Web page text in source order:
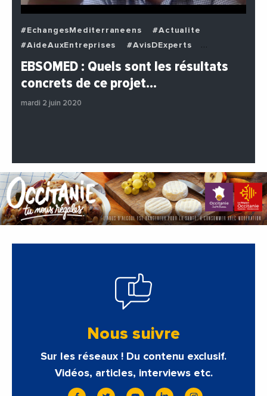
#EchangesMediterraneens
#Actualite
#AideAuxEntreprises
#AvisDExperts
#BuzzNews
#Decideurs
#Entreprises
#Institutions
EBSOMED : Quels sont les résultats
concrets de ce projet…
mardi 2 juin 2020
Nous suivre
Sur les réseaux ! Du contenu exclusif.
Vidéos, articles, interviews etc.